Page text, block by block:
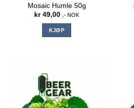
Mosaic Humle 50g
kr49,00 ,- NOK
KJØP